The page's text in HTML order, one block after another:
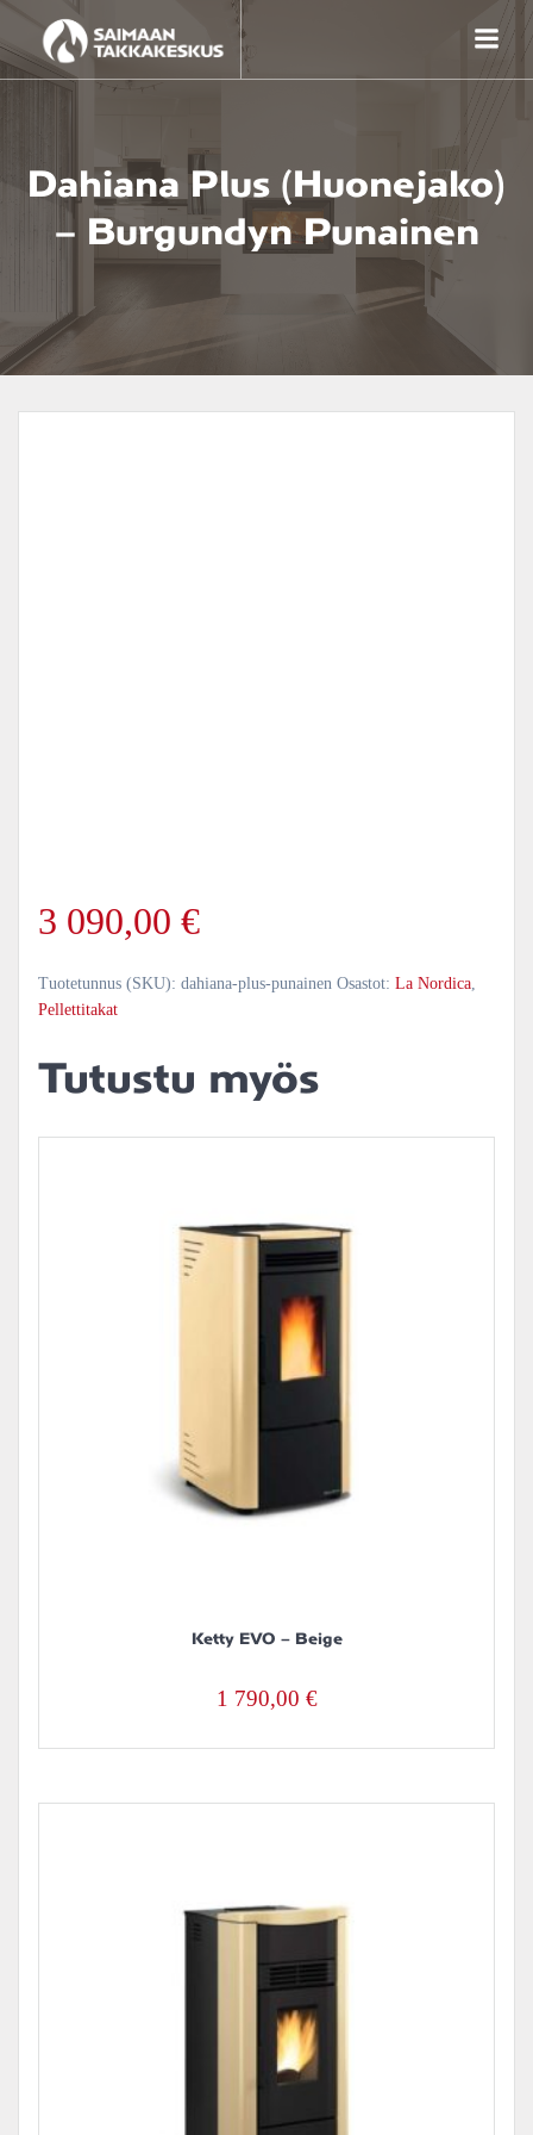
content
Dahiana Plus (huonejako)
– Burgundyn Punainen
3 090,00 €
Tuotetunnus (SKU): dahiana-plus-punainen Osastot: La Nordica
Pellettitakat
Tutustu myös
Ketty EVO – Beige
1 790,00 €